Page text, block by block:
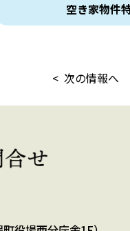
空き家物件
< 次の情報へ